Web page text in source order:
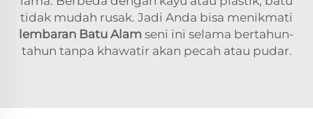
tidak mudah rusak. Jadi Anda bisa menikmati
lembaran Batu Alam seni ini selama bertahun-
tahun tanpa khawatir akan pecah atau pudar.